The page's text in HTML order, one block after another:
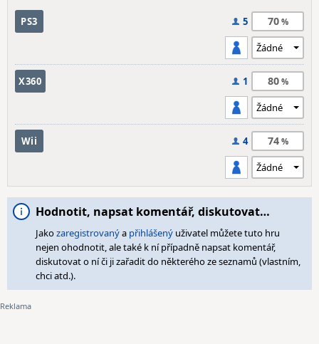
PS3 5 70
X360 1 80
Wii 4 74
Hodnotit, napsat komentář, diskutovat…
Jakozaregistrovanýa přihlášený uživatel můžete tuto hru
nejen ohodnotit, ale také k ní případně napsat komentář,
diskutovat o ní či ji zařadit do některého ze seznamů (vlastním,
chci atd.).